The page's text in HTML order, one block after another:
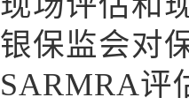
银保监会对
SARMRA评